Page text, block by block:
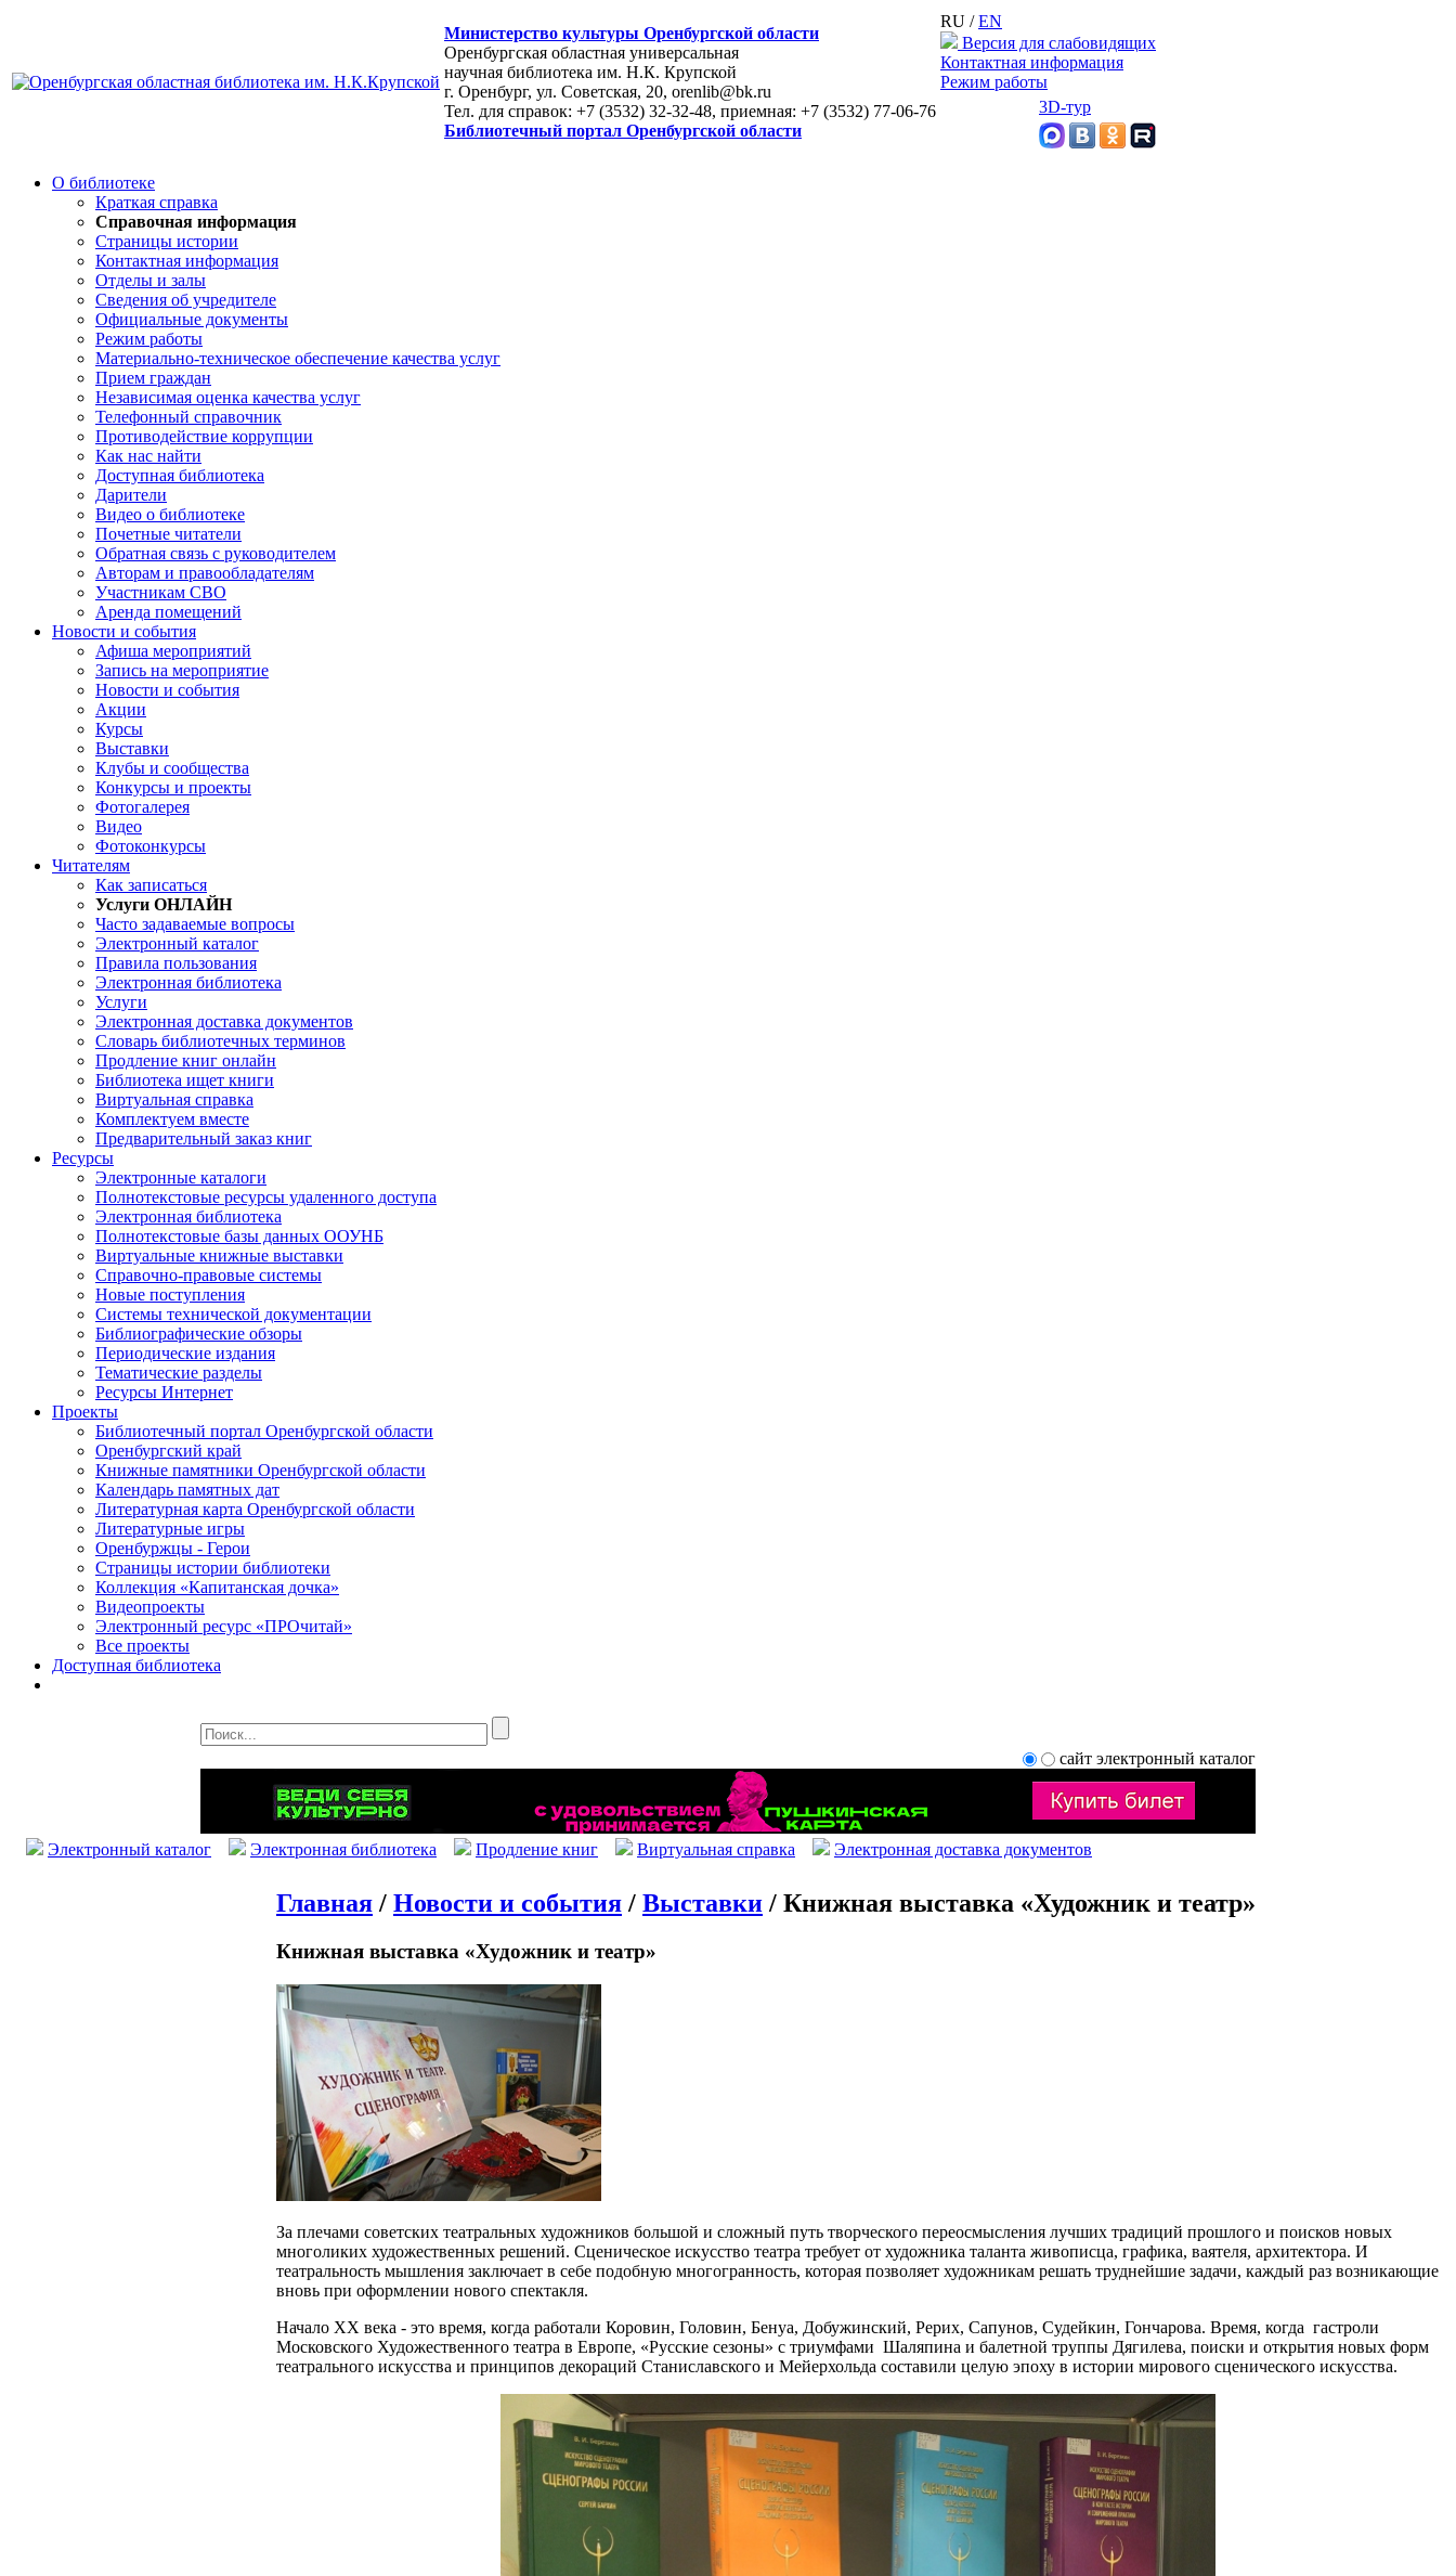
Министерство культуры Оренбургской области
Оренбургская областная универсальная
научная библиотека им. Н.К. Крупской
г. Оренбург, ул. Советская, 20, orenlib@bk.ru
Тел. для справок: +7 (3532) 32-32-48, приемная: +7 (3532) 77-06-76
Библиотечный портал Оренбургской области
RU /EN
Версия для слабовидящих
Контактная информация
Режим работы
3D-тур
О библиотеке
Краткая справка
Справочная информация
Страницы истории
Контактная информация
Отделы и залы
Сведения об учредителе
Официальные документы
Режим работы
Материально-техническое обеспечение качества услуг
Прием граждан
Независимая оценка качества услуг
Телефонный справочник
Противодействие коррупции
Как нас найти
Доступная библиотека
Дарители
Видео о библиотеке
Почетные читатели
Обратная связь с руководителем
Авторам и правообладателям
Участникам СВО
Аренда помещений
Новости и события
Афиша мероприятий
Запись на мероприятие
Новости и события
Акции
Курсы
Выставки
Клубы и сообщества
Конкурсы и проекты
Фотогалерея
Видео
Фотоконкурсы
Читателям
Как записаться
Услуги ОНЛАЙН
Часто задаваемые вопросы
Электронный каталог
Правила пользования
Электронная библиотека
Услуги
Электронная доставка документов
Словарь библиотечных терминов
Продление книг онлайн
Библиотека ищет книги
Виртуальная справка
Комплектуем вместе
Предварительный заказ книг
Ресурсы
Электронные каталоги
Полнотекстовые ресурсы удаленного доступа
Электронная библиотека
Полнотекстовые базы данных ООУНБ
Виртуальные книжные выставки
Справочно-правовые системы
Новые поступления
Cистемы технической документации
Библиографические обзоры
Периодические издания
Тематические разделы
Ресурсы Интернет
Проекты
Библиотечный портал Оренбургской области
Оренбургский край
Книжные памятники Оренбургской области
Календарь памятных дат
Литературная карта Оренбургской области
Литературные игры
Оренбуржцы - Герои
Страницы истории библиотеки
Коллекция «Капитанская дочка»
Видеопроекты
Электронный ресурс «ПРОчитай»
Все проекты
Доступная библиотека
сайт электронный каталог
Электронный каталог Электронная библиотека Продление книг Виртуальная справка Электронная доставка документов
Главная / Новости и события / Выставки / Книжная выставка «Художник и театр»
Книжная выставка «Художник и театр»
За плечами советских театральных художников большой и сложный путь творческого переосмысления лучших традиций прошлого и поисков новых
многоликих художественных решений. Сценическое искусство театра требует от художника таланта живописца, графика, ваятеля, архитектора. И
театральность мышления заключает в себе подобную многогранность, которая позволяет художникам решать труднейшие задачи, каждый раз возникающие
вновь при оформлении нового спектакля.
Начало ХХ века - это время, когда работали Коровин, Головин, Бенуа, Добужинский, Рерих, Сапунов, Судейкин, Гончарова. Время, когда гастроли
Московского Художественного театра в Европе, «Русские сезоны» с триумфами Шаляпина и балетной труппы Дягилева, поиски и открытия новых форм
театрального искусства и принципов декораций Станиславского и Мейерхольда составили целую эпоху в истории мирового сценического искусства.